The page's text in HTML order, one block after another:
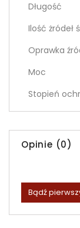
Długość
Ilość żródeł
Oprawka
Moc
Stopień
Opinie (0)
Bądź